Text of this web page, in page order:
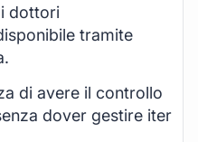
dottori
tramite
di avere il controllo
dover gestire iter